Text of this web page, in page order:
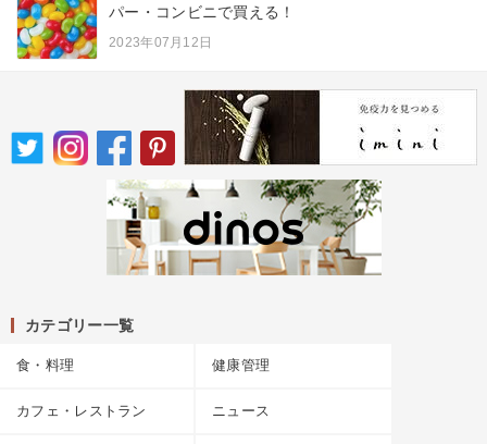
パー・コンビニで買える！
2023年07月12日
カテゴリー一覧
食・料理 健康管理
カフェ・レストラン ニュース